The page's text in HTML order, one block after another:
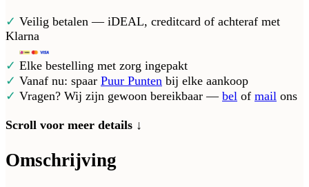
✓ Veilig betalen — iDEAL, creditcard of achteraf met
Klarna
✓ Elke bestelling met zorg ingepakt
✓ Vanaf nu: spaar Puur Punten bij elke aankoop
✓ Vragen? Wij zijn gewoon bereikbaar — bel of mail ons
Scroll voor meer details ↓
Omschrijving